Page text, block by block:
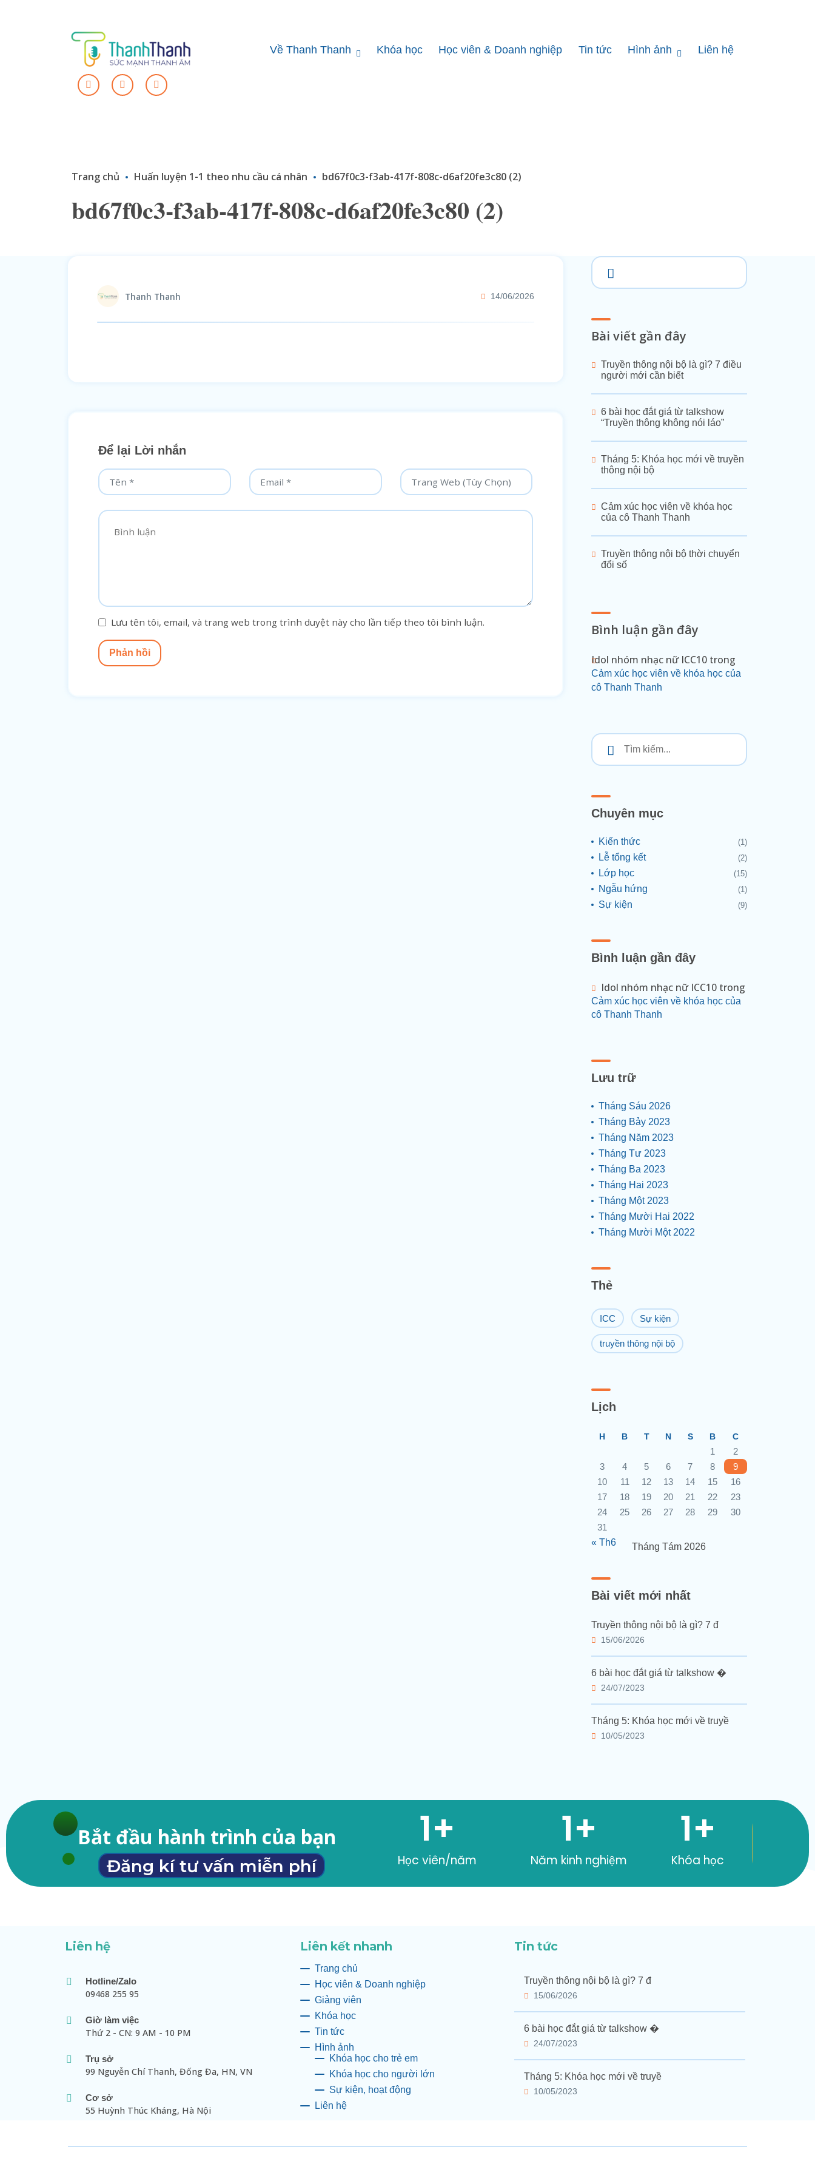
Về Thanh Thanh Khóa học Học viên & Doanh nghiệp Tin tức Hình ảnh Liên hệ
Trang chủ Huấn luyện 1-1 theo nhu cầu cá nhân bd67f0c3-f3ab-417f-808c-d6af20fe3c80 (2)
bd67f0c3-f3ab-417f-808c-d6af20fe3c80 (2)
Thanh Thanh 14/06/2026
Để lại Lời nhắn
Lưu tên tôi, email, và trang web trong trình duyệt này cho lần tiếp theo tôi bình luận.
Phản hồi
Bài viết gần đây
Truyền thông nội bộ là gì? 7 điều
người mới cần biết
6 bài học đắt giá từ talkshow
“Truyền thông không nói láo”
Tháng 5: Khóa học mới về truyền
thông nội bộ
Cảm xúc học viên về khóa học
của cô Thanh Thanh
Truyền thông nội bộ thời chuyển
đổi số
Bình luận gần đây
Idol nhóm nhạc nữ ICC10trong
Cảm xúc học viên về khóa học của
cô Thanh Thanh
Chuyên mục
Kiến thức (1)
Lễ tổng kết (2)
Lớp học (15)
Ngẫu hứng (1)
Sự kiện (9)
Bình luận gần đây
Idol nhóm nhạc nữ ICC10trong
Cảm xúc học viên về khóa học của
cô Thanh Thanh
Lưu trữ
Tháng Sáu 2026
Tháng Bảy 2023
Tháng Năm 2023
Tháng Tư 2023
Tháng Ba 2023
Tháng Hai 2023
Tháng Một 2023
Tháng Mười Hai 2022
Tháng Mười Một 2022
Thẻ
ICC Sự kiện
truyền thông nội bộ
Lịch
Tháng Tám 2026
H B T N S B C
1
2
3
4 5 6 7 8
9
10
11 12 13 14 15
16
17
18 19 20 21 22
23
24
25 26 27 28 29
30
31
« Th6
Bài viết mới nhất
Truyền thông nội bộ là gì? 7 đ
15/06/2026
6 bài học đắt giá từ talkshow �
24/07/2023
Tháng 5: Khóa học mới về truyề
10/05/2023
Bắt đầu hành trình của bạn
Đăng kí tư vấn miễn phí
1+
Học viên/năm
1+
Năm kinh nghiệm
1+
Khóa học
Liên hệ
Hotline/Zalo
09468 255 95
Giờ làm việc
Thứ 2 - CN: 9 AM - 10 PM
Trụ sở
99 Nguyễn Chí Thanh, Đống Đa, HN, VN
Cơ sở
55 Huỳnh Thúc Kháng, Hà Nội
Liên kết nhanh
Trang chủ
Học viên & Doanh nghiệp
Giảng viên
Khóa học
Tin tức
Hình ảnh
Khóa học cho trẻ em
Khóa học cho người lớn
Sự kiện, hoạt động
Liên hệ
Tin tức
Truyền thông nội bộ là gì? 7 đ
15/06/2026
6 bài học đắt giá từ talkshow �
24/07/2023
Tháng 5: Khóa học mới về truyề
10/05/2023